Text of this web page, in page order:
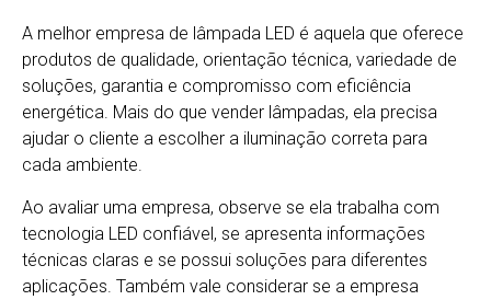
A melhor empresa de lâmpada LED é aquela que oferece
produtos de qualidade, orientação técnica, variedade de
soluções, garantia e compromisso com eficiência
energética. Mais do que vender lâmpadas, ela precisa
ajudar o cliente a escolher a iluminação correta para
cada ambiente.
Ao avaliar uma empresa, observe se ela trabalha com
tecnologia LED confiável, se apresenta informações
técnicas claras e se possui soluções para diferentes
aplicações. Também vale considerar se a empresa